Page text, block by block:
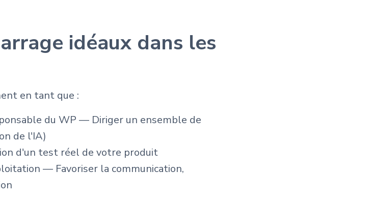
idéaux dans les
en tant que :
du WP — Diriger un ensemble de
de l'IA)
d'un test réel de votre produit
— Favoriser la communication,